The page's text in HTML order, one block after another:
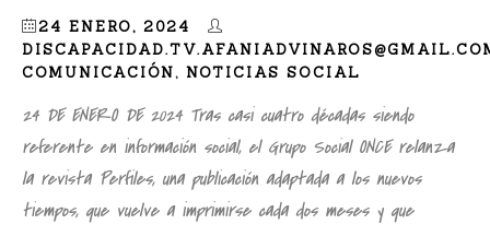
24 ENERO, 2024
COMUNICACIÓN, NOTICIAS SOCIAL
24 DE ENERO DE 2024 Tras casi cuatro décadas siendo
referente en información social, el Grupo Social ONCE relanza
la revista Perfiles, una publicación adaptada a los nuevos
tiempos, que vuelve a imprimirse cada dos meses y que